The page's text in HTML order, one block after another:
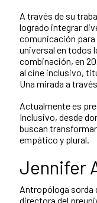
A través de su
logrado integrar
comunicación
universal en todos
combinación, en
al cine inclusivo,
Una mirada a través
Actualmente es
Inclusivo, desde
buscan
empático y plural.
Jennifer
Antropóloga sorda
directora del